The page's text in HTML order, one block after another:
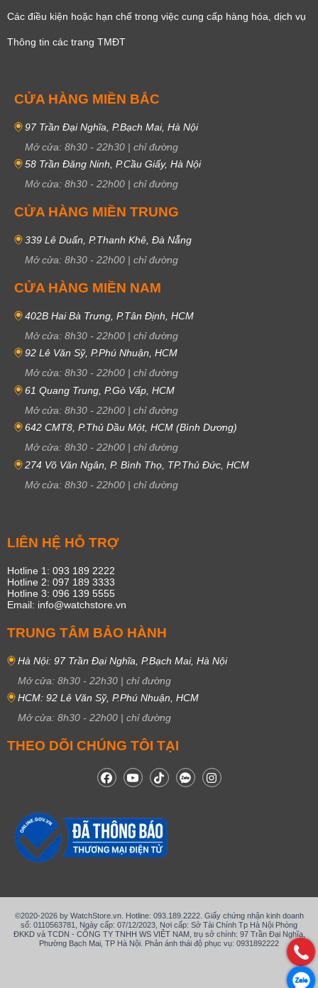
Các điều kiện hoặc hạn chế trong việc cung cấp hàng hóa, dịch vụ
Thông tin các trang TMĐT
CỬA HÀNG MIỀN BẮC
97 Trần Đại Nghĩa, P.Bạch Mai, Hà Nội
Mở cửa: 8h30 - 22h30 | chỉ đường
58 Trần Đăng Ninh, P.Cầu Giấy, Hà Nội
Mở cửa: 8h30 - 22h00 | chỉ đường
CỬA HÀNG MIỀN TRUNG
339 Lê Duẩn, P.Thanh Khê, Đà Nẵng
Mở cửa: 8h30 - 22h00 | chỉ đường
CỬA HÀNG MIỀN NAM
402B Hai Bà Trưng, P.Tân Định, HCM
Mở cửa: 8h30 - 22h00 | chỉ đường
92 Lê Văn Sỹ, P.Phú Nhuận, HCM
Mở cửa: 8h30 - 22h00 | chỉ đường
61 Quang Trung, P.Gò Vấp, HCM
Mở cửa: 8h30 - 22h00 | chỉ đường
642 CMT8, P.Thủ Dầu Một, HCM (Bình Dương)
Mở cửa: 8h30 - 22h00 | chỉ đường
274 Võ Văn Ngân, P. Bình Thọ, TP.Thủ Đức, HCM
Mở cửa: 8h30 - 22h00 | chỉ đường
LIÊN HỆ HỖ TRỢ
Hotline 1: 093 189 2222
Hotline 2: 097 189 3333
Hotline 3: 096 139 5555
Email: info@watchstore.vn
TRUNG TÂM BẢO HÀNH
Hà Nội: 97 Trần Đại Nghĩa, P.Bạch Mai, Hà Nội
Mở cửa: 8h30 - 22h30 | chỉ đường
HCM: 92 Lê Văn Sỹ, P.Phú Nhuận, HCM
Mở cửa: 8h30 - 22h00 | chỉ đường
THEO DÕI CHÚNG TÔI TẠI
©2020-2026 by WatchStore.vn. Hotline: 093.189.2222. Giấy chứng nhận kinh doanh
số: 0110563781, Ngày cấp: 07/12/2023, Nơi cấp: Sở Tài Chính Tp Hà Nội Phòng
ĐKKD và TCDN - CÔNG TY TNHH WS VIỆT NAM, trụ sở chính: 97 Trần Đại Nghĩa,
Phường Bạch Mai, TP Hà Nội. Phản ánh thái độ phục vụ: 0931892222